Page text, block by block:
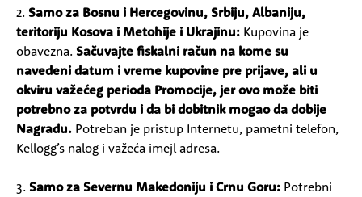
2. Samo za Bosnu i Hercegovinu, Srbiju, Albaniju,
teritoriju Kosova i Metohije i Ukrajinu: Kupovina je
obavezna. Sačuvajte fiskalni račun na kome su
navedeni datum i vreme kupovine pre prijave, ali u
okviru važećeg perioda Promocije, jer ovo može biti
potrebno za potvrdu i da bi dobitnik mogao da dobije
Nagradu. Potreban je pristup Internetu, pametni telefon,
Kellogg’s nalog i važeća imejl adresa.
3. Samo za Severnu Makedoniju i Crnu Goru: Potrebni